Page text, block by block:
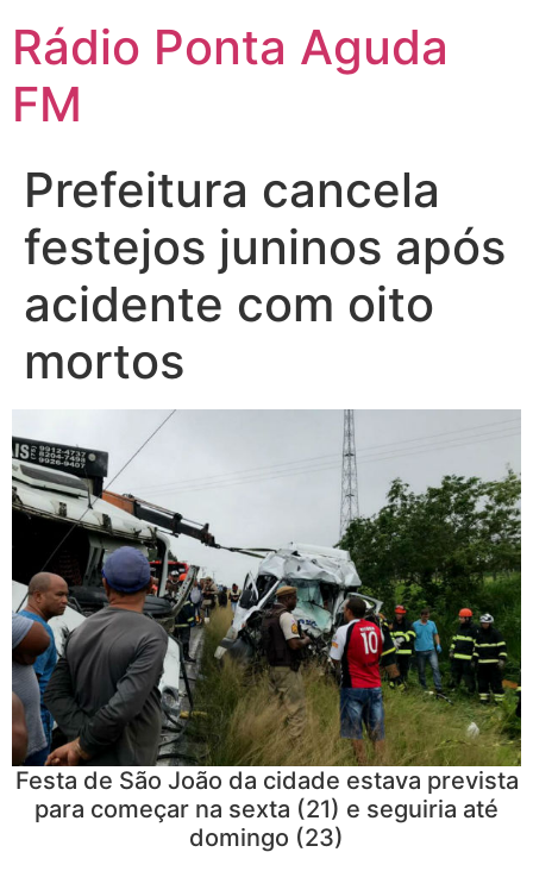
para
conteúdo
Rádio Ponta Aguda
FM
Prefeitura cancela
festejos juninos após
acidente com oito
mortos
Festa de São João da cidade estava prevista
para começar na sexta (21) e seguiria até
domingo (23)